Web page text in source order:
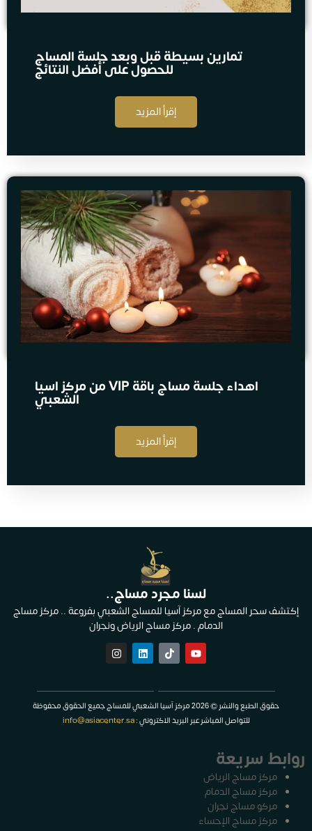
تمارين بسيطة قبل وبعد جلسة المساج
للحصول على أفضل النتائج
إقرأ المزيد
اهداء جلسة مساج​ باقة VIP من مركز اسيا
الشعبي
إقرأ المزيد
لسنا مجرد مساج..
إكتشف سحر المساج مع مركز آسيا للمساج الشعبي بفروعة .. مركز مساج
الدمام . مركز مساج الرياض ونجران
حقوق الطبع والنشر © 2026 مركز آسيا الشعبي للمساج جميع الحقوق محفوظة
للتواصل المباشر عبر البريد الاكتروني :info@asiacenter.sa
روابط سريعة
مركز مساج الرياض
مركز مساج الدمام
مركو مساج نجران
مركز مساج الإحساء